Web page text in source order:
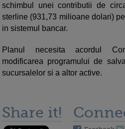
schimbul unei contributii de
sterline (931,73 milioane dolari)
in sistemul bancar.
Planul necesita acordul
modificarea programului de
sucursalelor si a altor active.
Share it!